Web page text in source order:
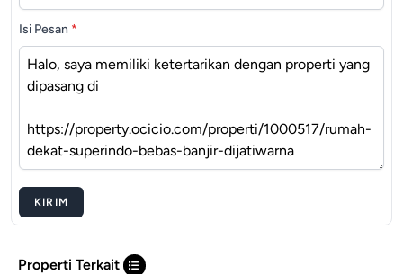
Isi Pesan *
KIRIM
Properti Terkait